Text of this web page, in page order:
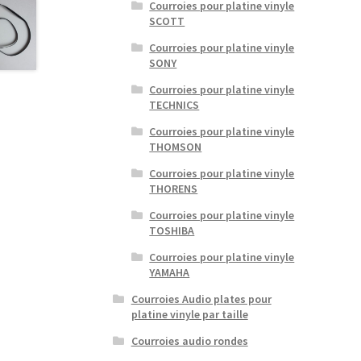
Courroies pour platine vinyle
SCOTT
Courroies pour platine vinyle
SONY
Courroies pour platine vinyle
TECHNICS
Courroies pour platine vinyle
THOMSON
Courroies pour platine vinyle
THORENS
Courroies pour platine vinyle
TOSHIBA
Courroies pour platine vinyle
YAMAHA
Courroies Audio plates pour
platine vinyle par taille
Courroies audio rondes